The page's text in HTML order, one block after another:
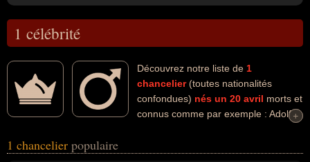
1 célébrité
Découvrez notre liste de 1
chancelier(toutes nationalités
confondues) nés un 20 avril morts et
connus comme par exemple : Adolf
liens variés dans les domaines du crime, de l'histoire ou de la
+
+
1 chancelier populaire